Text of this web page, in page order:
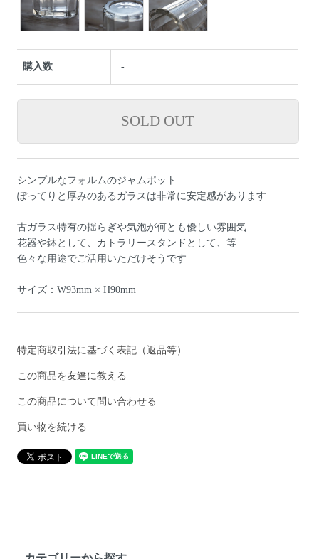
購入数 -
シンプルなフォルムのジャムポット
ぽってりと厚みのあるガラスは非常に安定感があります
古ガラス特有の揺らぎや気泡が何とも優しい雰囲気
花器や鉢として、カトラリースタンドとして、等
色々な用途でご活用いただけそうです
サイズ：W93mm × H90mm
特定商取引法に基づく表記（返品等）
この商品を友達に教える
この商品について問い合わせる
買い物を続ける